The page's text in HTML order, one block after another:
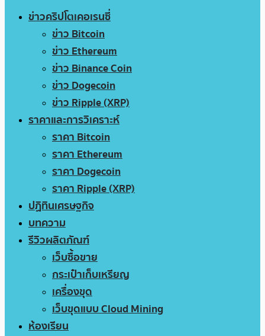
ข่าวคริปโตเคอเรนซี่
ข่าว Bitcoin
ข่าว Ethereum
ข่าว Binance Coin
ข่าว Dogecoin
ข่าว Ripple (XRP)
ราคาและการวิเคราะห์
ราคา Bitcoin
ราคา Ethereum
ราคา Dogecoin
ราคา Ripple (XRP)
ปฏิทินเศรษฐกิจ
บทความ
รีวิวผลิตภัณฑ์
เว็บซื้อขาย
กระเป๋าเก็บเหรียญ
เครื่องขุด
เว็บขุดแบบ Cloud Mining
ห้องเรียน